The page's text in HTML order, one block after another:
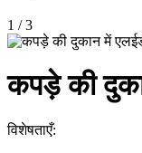
1 / 3
कपड़े की
विशेषताएँ: